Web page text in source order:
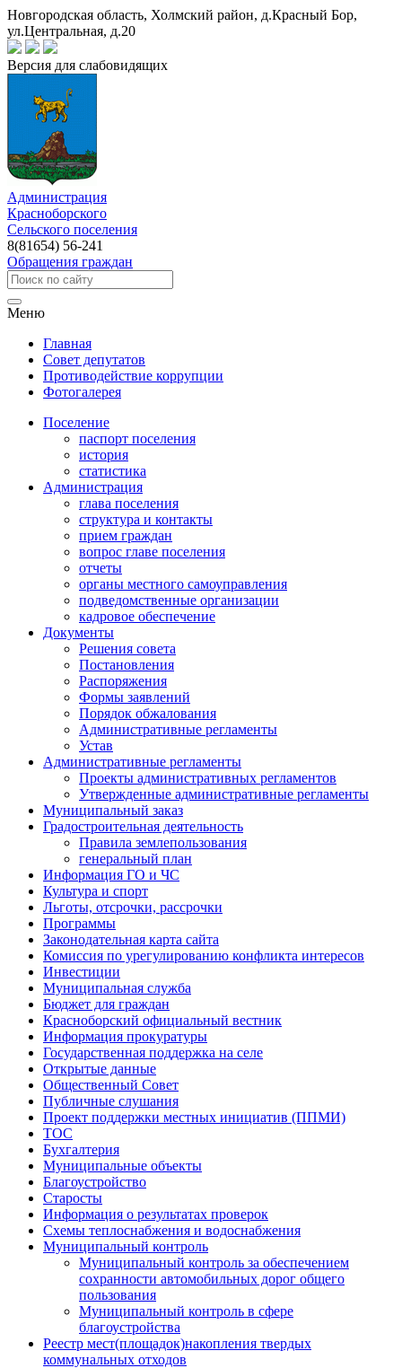
Новгородская область, Холмский район, д.Красный Бор,
ул.Центральная, д.20
Версия для слабовидящих
Администрация
Красноборского
Сельского поселения
8(81654) 56-241
Обращения граждан
Меню
Главная
Совет депутатов
Противодействие коррупции
Фотогалерея
Поселение
паспорт поселения
история
статистика
Администрация
глава поселения
структура и контакты
прием граждан
вопрос главе поселения
отчеты
органы местного самоуправления
подведомственные организации
кадровое обеспечение
Документы
Решения совета
Постановления
Распоряжения
Формы заявлений
Порядок обжалования
Административные регламенты
Устав
Административные регламенты
Проекты административных регламентов
Утвержденные административные регламенты
Муниципальный заказ
Градостроительная деятельность
Правила землепользования
генеральный план
Информация ГО и ЧС
Культура и спорт
Льготы, отсрочки, рассрочки
Программы
Законодательная карта сайта
Комиссия по урегулированию конфликта интересов
Инвестиции
Муниципальная служба
Бюджет для граждан
Красноборский официальный вестник
Информация прокуратуры
Государственная поддержка на селе
Открытые данные
Общественный Совет
Публичные слушания
Проект поддержки местных инициатив (ППМИ)
ТОС
Бухгалтерия
Муниципальные объекты
Благоустройство
Старосты
Информация о результатах проверок
Схемы теплоснабжения и водоснабжения
Муниципальный контроль
Муниципальный контроль за обеспечением
сохранности автомобильных дорог общего
пользования
Муниципальный контроль в сфере
благоустройства
Реестр мест(площадок)накопления твердых
коммунальных отходов